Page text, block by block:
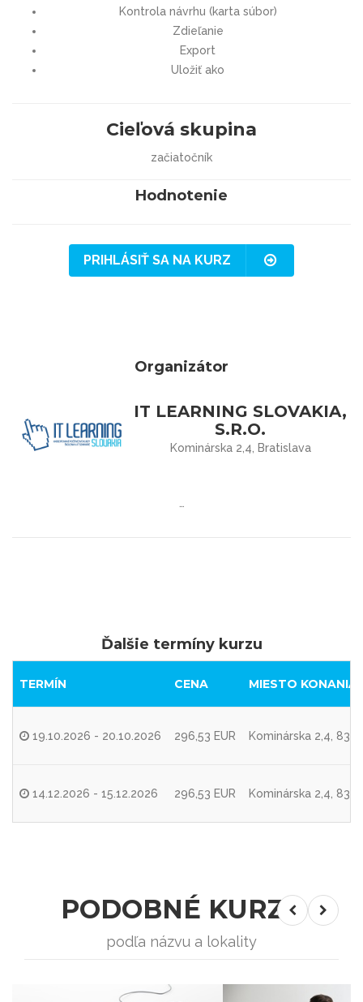
Kontrola návrhu (karta súbor)
Zdieľanie
Export
Uložiť ako
Cieľová skupina
začiatočník
Hodnotenie
PRIHLÁSIŤ SA NA KURZ
Organizátor
IT LEARNING SLOVAKIA,
S.R.O.
Kominárska 2,4, Bratislava
Ďalšie termíny kurzu
TERMÍN CENA MIESTO KONANIA
19.10.2026 - 20.10.2026 296,53 EUR Kominárska 2,4,
14.12.2026 - 15.12.2026 296,53 EUR Kominárska 2,4,
PODOBNÉ KURZY
podľa názvu a lokality